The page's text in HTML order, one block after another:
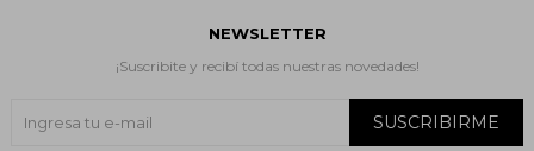
NEWSLETTER
¡Suscribite y recibí todas nuestras novedades!
SUSCRIBIRME